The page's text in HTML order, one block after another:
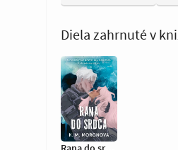
Diela zahrnuté v